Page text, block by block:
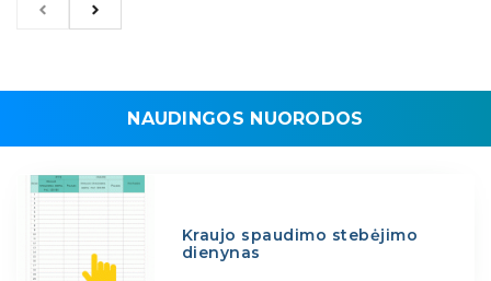
NAUDINGOS NUORODOS
Kraujo spaudimo stebėjimo
dienynas